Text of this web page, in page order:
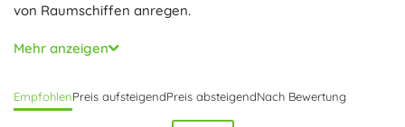
von Raumschiffen anregen.
Hier finden Sie Raketen mit Licht- und Soundeffekten,
abnehmbaren Stufen, öffnender Kabine und Startrampe
Laderaum und Mini-Rovern; sowie Bausätze für Raketen
und Raumschiffe zum schrittweisen Zusammenbau. Dank
Mehr anzeigen
EmpfohlenPreis aufsteigendPreis absteigendNach Bewertung